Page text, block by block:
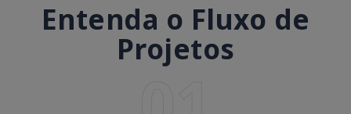
Entenda o Fluxo de
Projetos